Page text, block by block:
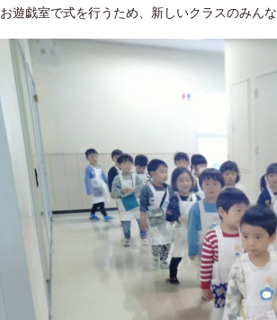
お遊戯室で式を行うため、新しいクラスのみん